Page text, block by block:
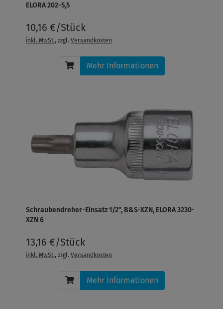
ELORA 202-5,5
10,16 €/Stück
inkl. MwSt., zzgl.Versandkosten
Mehr Informationen
Schraubendreher-Einsatz 1/2", B&S-XZN, ELORA 3230-
XZN 6
13,16 €/Stück
inkl. MwSt., zzgl.Versandkosten
Mehr Informationen